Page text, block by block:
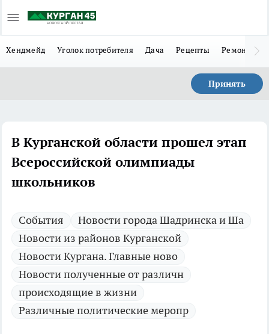
Хендмейд Уголок потребителя Дача Рецепты Ремонт
Принять
В Курганской области прошел этап
Всероссийской олимпиады
школьников
Cобытия
Новости города Шадринска и Ша
Новости из районов Курганской
Новости Кургана. Главные ново
Новости полученные от различн
происходящие в жизни
Различные политические меропр